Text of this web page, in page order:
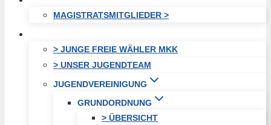
MAGISTRATSMITGLIEDER >
> JUNGE FREIE WÄHLER MKK
> UNSER JUGENDTEAM
JUGENDVEREINIGUNG
GRUNDORDNUNG
> ÜBERSICHT